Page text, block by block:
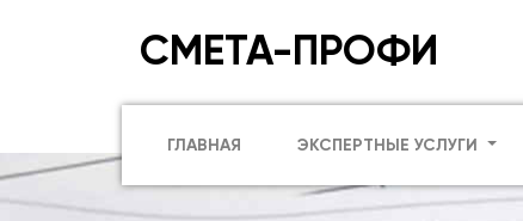
СМЕТА-ПРОФИ
ГЛАВНАЯ ЭКСПЕРТНЫЕ УСЛУГИ